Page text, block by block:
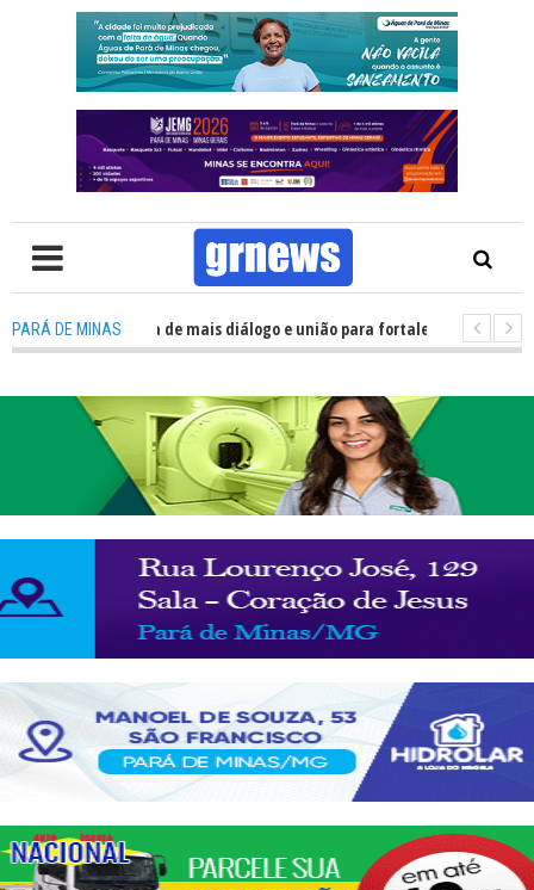
PARÁ DE MINAS
Política precisa de mais diálogo e união para fortalecer Minas e Pará